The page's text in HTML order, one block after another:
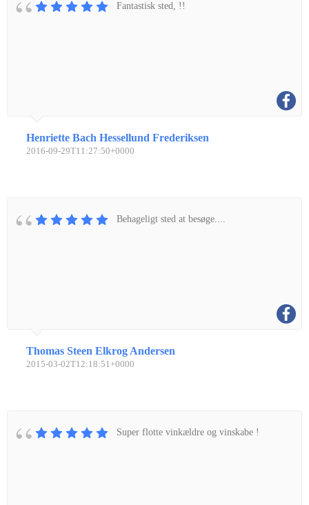
Fantastisk sted, !!
Henriette Bach Hessellund Frederiksen
2016-09-29T11:27:50+0000
Behageligt sted at besøge....
Thomas Steen Elkrog Andersen
2015-03-02T12:18:51+0000
Super flotte vinkældre og vinskabe !